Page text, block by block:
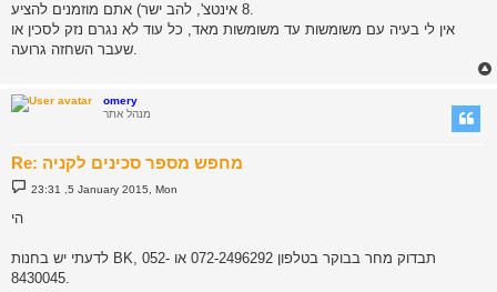
8 אינטצ', להב ישר) אתם מוזמנים להציע.
אין לי בעיה עם משומשות עד משומשות מאד, כל עוד לא נגרם נזק לסכין או
שעבר השחזה גרועה.
omery
מנהל אתר
Re: מחפש מספר סכינים לקניה
P
o
23:31 ,5 January 2015, Mon
הי
לדעתי יש בחנות BK, תבדוק מחר בבוקר בטלפון 072-2496292 או 052-